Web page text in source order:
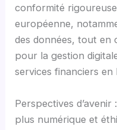
conformité
européenne,
des données, tout en
pour la gestion
services financiers en
Perspectives
plus numérique et